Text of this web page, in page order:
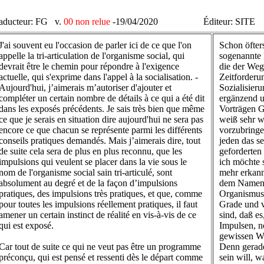
FG v. 00 non relue -19/04/2020 Éditeur: SITE
souvent eu l'occasion de parler ici de ce que l'on
la tri-articulation de l'organisme social, qui
être le chemin pour répondre à l'exigence
qui s'exprime dans l'appel à la socialisation. -
j’aimerais m’autoriser d'ajouter et
un certain nombre de détails à ce qui a été dit
les exposés précédents. Je sais très bien que même
que je serais en situation dire aujourd'hui ne sera pas
ce que chacun se représente parmi les différents
pratiques demandés. Mais j’aimerais dire, tout
suite cela sera de plus en plus reconnu, que les
qui veulent se placer dans la vie sous le
de l'organisme social sain tri-articulé, sont
au degré et de la façon d’impulsions
des impulsions très pratiques, et que, comme
toutes les impulsions réellement pratiques, il faut
un certain instinct de réalité en vis-à-vis de ce
est exposé.
tout de suite ce qui ne veut pas être un programme
qui est pensé et ressenti dès le départ comme
Schon
die der
ergänzend
Vorträgen
weiß sehr
jeden das
ich möchte
mehr
dem
Grade und
sind, daß
Impulsen,
gewissen
Denn
sein will,